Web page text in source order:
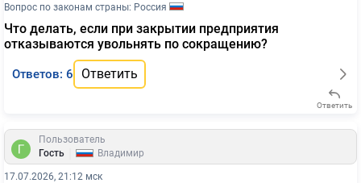
Вопрос по законам страны: Россия
Что делать, если при закрытии предприятия
отказываются увольнять по сокращению?
Ответов: 6 Ответить
Ответить
Пользователь
Гость
Владимир
17.07.2026, 21:12 мск